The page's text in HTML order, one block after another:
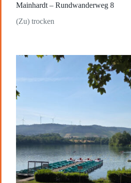
Mainhardt – Rundwanderweg 8
(Zu) trocken